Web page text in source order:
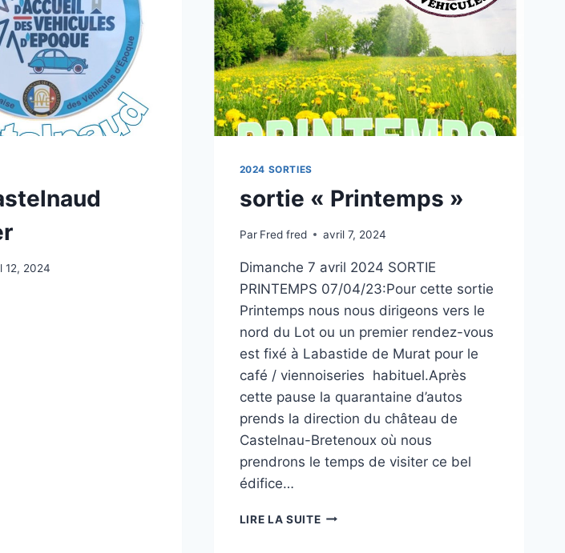
12, 2024
2024 SORTIES
sortie « Printemps »
Par Fred fred avril 7, 2024
Dimanche 7 avril 2024 SORTIE
PRINTEMPS 07/04/23:Pour cette sortie
Printemps nous nous dirigeons vers le
nord du Lot ou un premier rendez-vous
est fixé à Labastide de Murat pour le
café / viennoiseries habituel.Après
cette pause la quarantaine d’autos
prends la direction du château de
Castelnau-Bretenoux où nous
prendrons le temps de visiter ce bel
édifice…
LIRE LA SUITESORTIE